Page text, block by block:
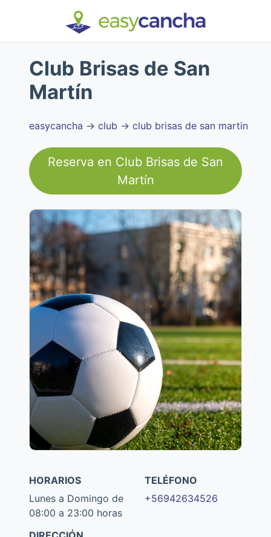
Club Brisas de San
Martín
easycancha → club → club brisas de san martin
Reserva en Club Brisas de San
Martín
HORARIOS
Lunes a Domingo de
08:00 a 23:00 horas
TELÉFONO
+56942634526